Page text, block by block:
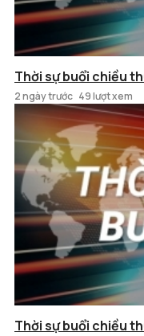
Thời sự buổi chiều
2 ngày trước 49 lượt xem
Thời sự buổi chiều